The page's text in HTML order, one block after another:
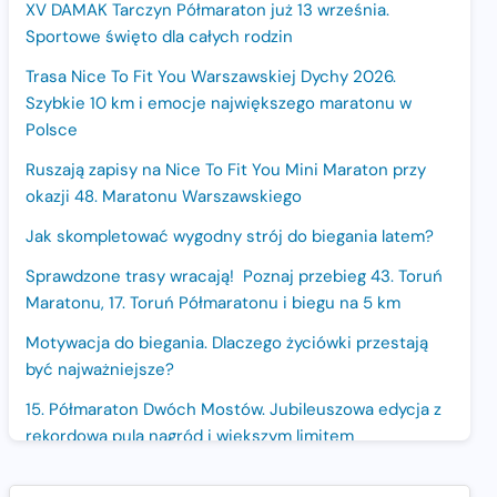
XV DAMAK Tarczyn Półmaraton już 13 września.
Sportowe święto dla całych rodzin
Trasa Nice To Fit You Warszawskiej Dychy 2026.
Szybkie 10 km i emocje największego maratonu w
Polsce
Ruszają zapisy na Nice To Fit You Mini Maraton przy
okazji 48. Maratonu Warszawskiego
Jak skompletować wygodny strój do biegania latem?
Sprawdzone trasy wracają! Poznaj przebieg 43. Toruń
Maratonu, 17. Toruń Półmaratonu i biegu na 5 km
Motywacja do biegania. Dlaczego życiówki przestają
być najważniejsze?
15. Półmaraton Dwóch Mostów. Jubileuszowa edycja z
rekordową pulą nagród i większym limitem